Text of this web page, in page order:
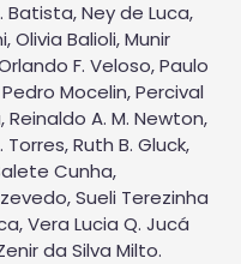
Batista, Ney de Luca,
Olivia Balioli, Munir
F. Veloso, Paulo
Mocelin, Percival
Reinaldo A. M. Newton,
Ruth B. Gluck,
Cunha,
Sueli Terezinha
Vera Lucia Q. Jucá
da Silva Milto.